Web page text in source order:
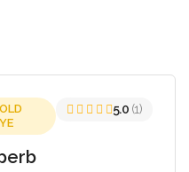
5.0 (1)